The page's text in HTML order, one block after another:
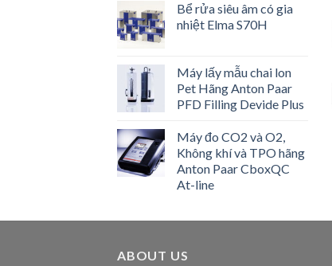
Bể rửa siêu âm có gia
nhiệt Elma S70H
Máy lấy mẫu chai lon
Pet Hãng Anton Paar
PFD Filling Devide Plus
Máy đo CO2 và O2,
Không khí và TPO hãng
Anton Paar CboxQC
At-line
ABOUT US